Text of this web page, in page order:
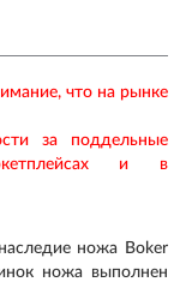
что на рынке
за поддельные
и в
ножа Boker
ножа выполнен